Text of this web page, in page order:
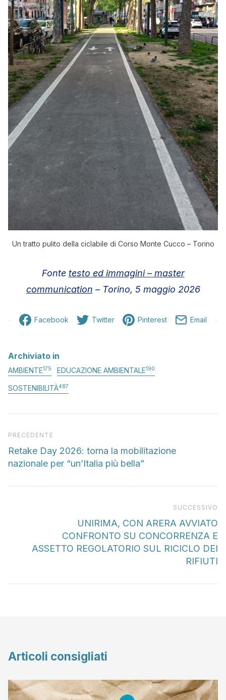
Un tratto pulito della ciclabile di Corso Monte Cucco – Torino
Fonte testo ed immagini – master
communication – Torino, 5 maggio 2026
Facebook Twitter Pinterest Email
Archiviato in
AMBIENTE175 EDUCAZIONE AMBIENTALE190
SOSTENIBILITÀ487
Articolo precedente
PRECEDENTE
Retake Day 2026: torna la mobilitazione
nazionale per “un’Italia più bella”
SUCCESSIVO
UNIRIMA, CON ARERA AVVIATO
CONFRONTO SU CONCORRENZA E
ASSETTO REGOLATORIO SUL RICICLO DEI
RIFIUTI
Articoli consigliati